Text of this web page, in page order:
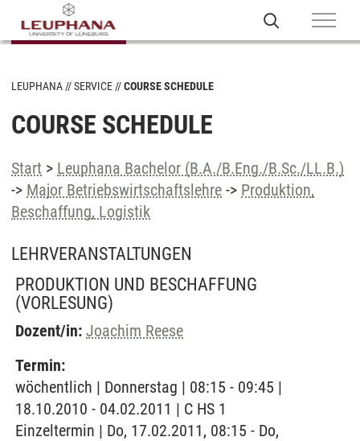
LEUPHANA SERVICE COURSE SCHEDULE
COURSE SCHEDULE
Start > Leuphana Bachelor (B.A./B.Eng./B.Sc./LL.B.)
-> Major Betriebswirtschaftslehre -> Produktion,
Beschaffung, Logistik
LEHRVERANSTALTUNGEN
PRODUKTION UND BESCHAFFUNG
(VORLESUNG)
Dozent/in: Joachim Reese
Termin:
wöchentlich | Donnerstag | 08:15 - 09:45 |
18.10.2010 - 04.02.2011 | C HS 1
Einzeltermin | Do, 17.02.2011, 08:15 - Do,